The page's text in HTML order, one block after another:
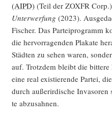
(AIPD)(Teil der ZOXFR
Unter­wer­fung (2023).
Fischer. Das Par­tei­pro­gramm
die her­vor­ra­gen­den Pla­ka­te
Städ­ten zu sehen waren,
auf. Trotz­dem bleibt die
eine real exis­tie­ren­de Par­tei,
durch außer­ir­di­sche
te abzusahnen.